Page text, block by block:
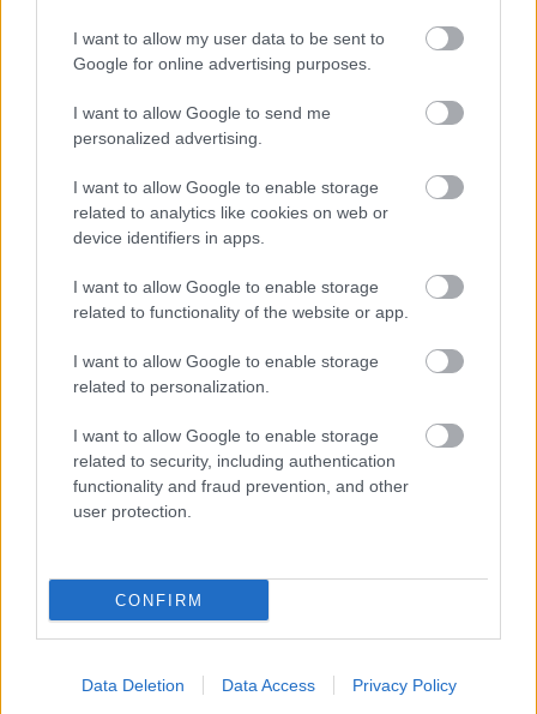
I want to allow my user data to be sent to
Google for online advertising purposes.
I want to allow Google to send me
personalized advertising.
I want to allow Google to enable storage
related to analytics like cookies on web or
device identifiers in apps.
I want to allow Google to enable storage
related to functionality of the website or app.
I want to allow Google to enable storage
related to personalization.
I want to allow Google to enable storage
related to security, including authentication
functionality and fraud prevention, and other
user protection.
CONFIRM
Data Deletion Data Access Privacy Policy
Loading...
Προσθήκη Σχολίου
ΣΗΜΕΡΑ ΣΤΟ IATRONET.GR